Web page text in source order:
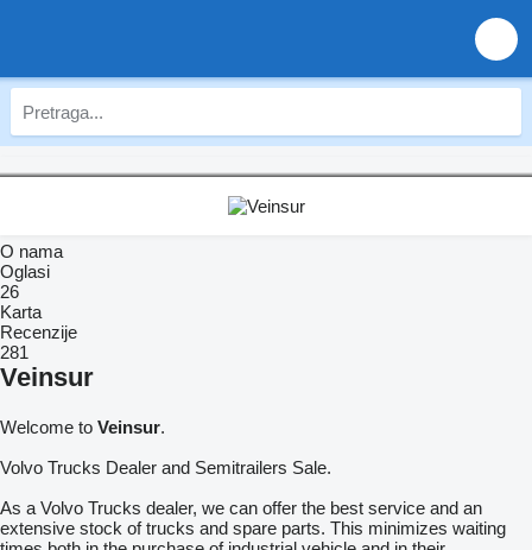
O nama
Oglasi
26
Karta
Recenzije
281
Veinsur
Welcome to Veinsur.
Volvo Trucks Dealer and Semitrailers Sale.
As a Volvo Trucks dealer, we can offer the best service and an
extensive stock of trucks and spare parts. This minimizes waiting